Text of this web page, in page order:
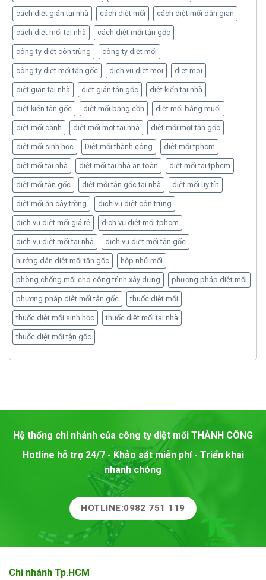
cách diệt gián tại nhà cách diệt mối cách diệt mối dân gian
cách diệt mối tại nhà cách diệt mối tận gốc
công ty diệt côn trùng công ty diệt mối
công ty diệt mối tận gốc dich vu diet moi diet moi
diệt gián tại nhà diệt gián tận gốc diệt kiến tại nhà
diệt kiến tận gốc diệt mối bằng cồn diệt mối bằng muối
diệt mối cánh diệt mối mọt tại nhà diệt mối mọt tận gốc
diệt mối sinh học Diệt mối thành công diệt mối tphcm
diệt mối tại nhà diệt mối tại nhà an toàn diệt mối tại tphcm
diệt mối tận gốc diệt mối tận gốc tại nhà diệt mối uy tín
diệt mối ăn cây trồng dịch vụ diệt côn trùng
dịch vụ diệt mối giá rẻ dịch vụ diệt mối tphcm
dịch vụ diệt mối tại nhà dịch vụ diệt mối tận gốc
hướng dẫn diệt mối tận gốc hộp nhử mối
phòng chống mối cho công trình xây dựng phương pháp diệt mối
phương pháp diệt mối tận gốc thuốc diệt mối
thuốc diệt mối sinh học thuốc diệt mối tại nhà
thuốc diệt mối tận gốc
Hệ thống chi nhánh của công ty diệt mối THÀNH CÔNG
Hotline hỗ trợ 24/7 - Khảo sát miễn phí - Triển khai
nhanh chóng
HOTLINE:0982 751 119
Chi nhánh Tp.HCM